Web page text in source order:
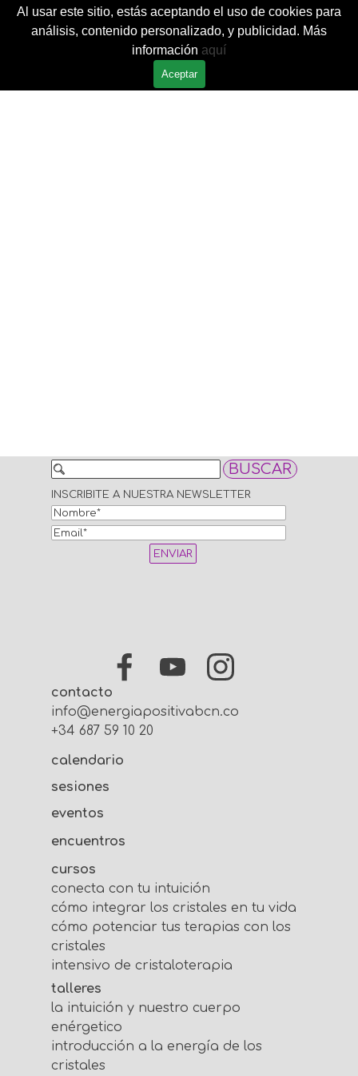
Al usar este sitio, estás aceptando el uso de cookies para
análisis, contenido personalizado, y publicidad. Más
información aquí
Aceptar
Vaya al Contenido
0 Saltar menú
cursos
conecta con tu intuición
cómo integrar los cristales en tu vida
cómo potenciar tus terapias con los
cristales
intensivo de cristaloterapia
talleres
la intuición y nuestro cuerpo
enérgetico
introducción a la energía de los
cristales
contacto
info@energiapositivabcn.com
+34 687 59 10 20
INSCRIBITE A NUESTRA NEWSLETTER
calendario
sesiones
eventos
encuentros
BUSCAR